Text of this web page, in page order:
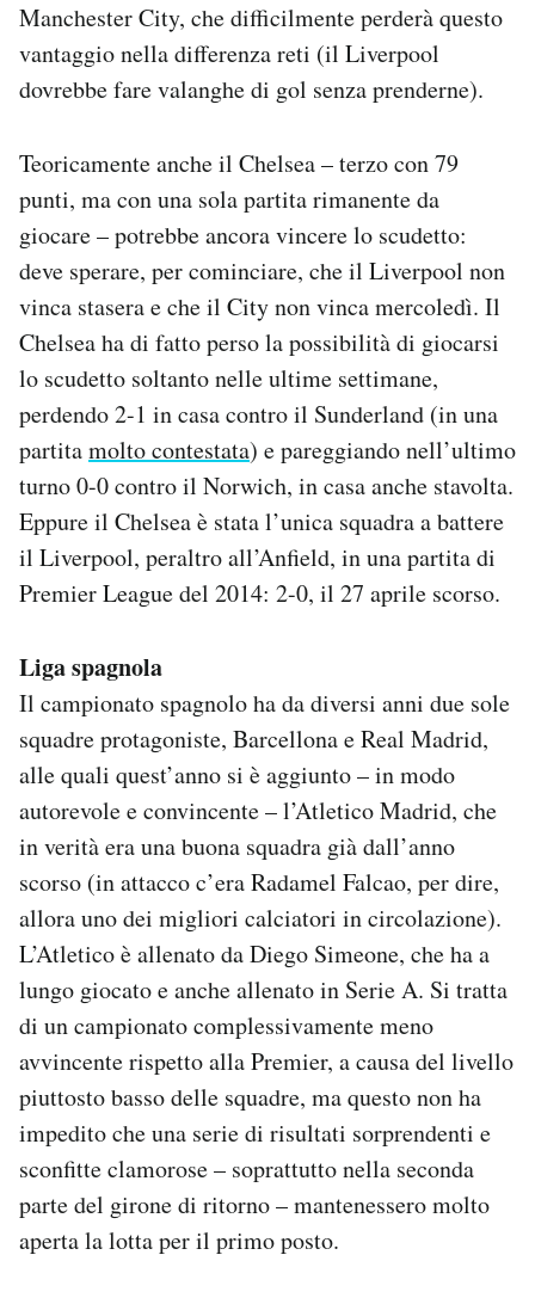
Manchester City, che difficilmente perderà questo
vantaggio nella differenza reti (il Liverpool
dovrebbe fare valanghe di gol senza prenderne).
Teoricamente anche il Chelsea – terzo con 79
punti, ma con una sola partita rimanente da
giocare – potrebbe ancora vincere lo scudetto:
deve sperare, per cominciare, che il Liverpool non
vinca stasera e che il City non vinca mercoledì. Il
Chelsea ha di fatto perso la possibilità di giocarsi
lo scudetto soltanto nelle ultime settimane,
perdendo 2-1 in casa contro il Sunderland (in una
partitamolto contestata) e pareggiando nell’ultimo
turno 0-0 contro il Norwich, in casa anche stavolta.
Eppure il Chelsea è stata l’unica squadra a battere
il Liverpool, peraltro all’Anfield, in una partita di
Premier League del 2014: 2-0, il 27 aprile scorso.
Liga spagnola
Il campionato spagnolo ha da diversi anni due sole
squadre protagoniste, Barcellona e Real Madrid,
alle quali quest’anno si è aggiunto – in modo
autorevole e convincente – l’Atletico Madrid, che
in verità era una buona squadra già dall’anno
scorso (in attacco c’era Radamel Falcao, per dire,
allora uno dei migliori calciatori in circolazione).
L’Atletico è allenato da Diego Simeone, che ha a
lungo giocato e anche allenato in Serie A. Si tratta
di un campionato complessivamente meno
avvincente rispetto alla Premier, a causa del livello
piuttosto basso delle squadre, ma questo non ha
impedito che una serie di risultati sorprendenti e
sconfitte clamorose – soprattutto nella seconda
parte del girone di ritorno – mantenessero molto
aperta la lotta per il primo posto.